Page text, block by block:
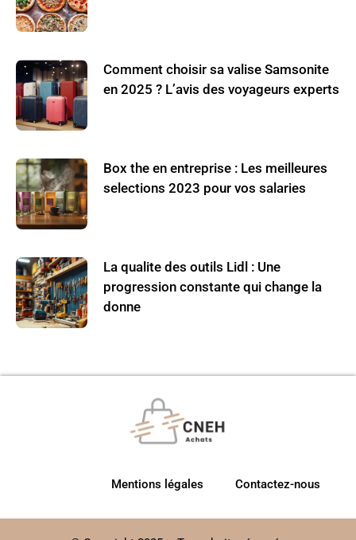
Comment choisir sa valise Samsonite
en 2025 ? L’avis des voyageurs experts
Box the en entreprise : Les meilleures
selections 2023 pour vos salaries
La qualite des outils Lidl : Une
progression constante qui change la
donne
Mentions légales Contactez-nous